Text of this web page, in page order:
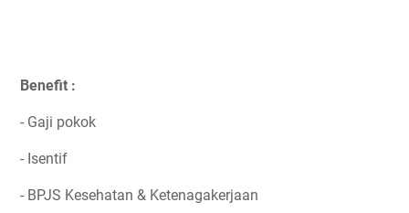
Benefit :
- Gaji pokok
- Isentif
- BPJS Kesehatan & Ketenagakerjaan